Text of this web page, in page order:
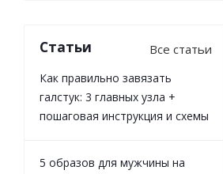
Статьи Все статьи
Как правильно завязать
галстук: 3 главных узла +
пошаговая инструкция и схемы
5 образов для мужчины на